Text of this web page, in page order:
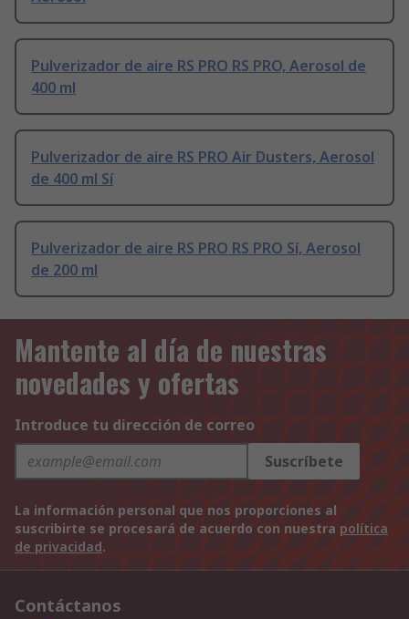
Pulverizador de aire RS PRO RS PRO, Aerosol de
400 ml
Pulverizador de aire RS PRO Air Dusters, Aerosol
de 400 ml Sí
Pulverizador de aire RS PRO RS PRO Sí, Aerosol
de 200 ml
Mantente al día de nuestras
novedades y ofertas
Introduce tu dirección de correo
Suscríbete
La información personal que nos proporciones al
suscribirte se procesará de acuerdo con nuestra política
de privacidad.
Contáctanos